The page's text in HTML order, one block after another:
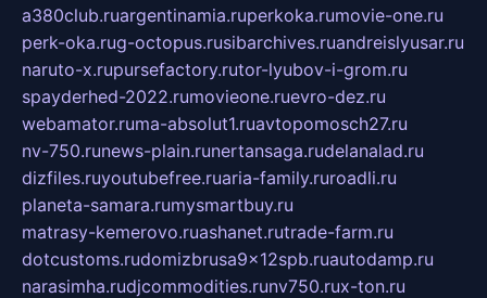
a380club.ruargentinamia.ruperkoka.rumovie-one.ru
perk-oka.rug-octopus.rusibarchives.ruandreislyusar.ru
naruto-x.rupursefactory.rutor-lyubov-i-grom.ru
spayderhed-2022.rumovieone.ruevro-dez.ru
webamator.ruma-absolut1.ruavtopomosch27.ru
nv-750.runews-plain.runertansaga.rudelanalad.ru
dizfiles.ruyoutubefree.ruaria-family.ruroadli.ru
planeta-samara.rumysmartbuy.ru
matrasy-kemerovo.ruashanet.rutrade-farm.ru
dotcustoms.rudomizbrusa9x12spb.ruautodamp.ru
narasimha.rudjcommodities.runv750.rux-ton.ru